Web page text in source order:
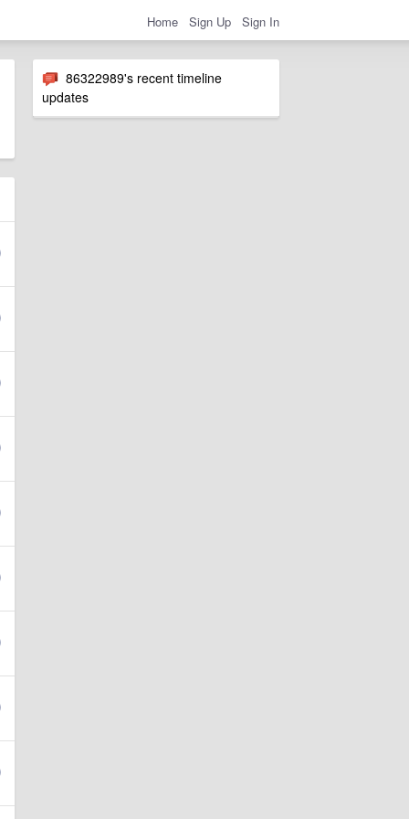
Home Sign Up Sign In
86322989's recent timeline
updates